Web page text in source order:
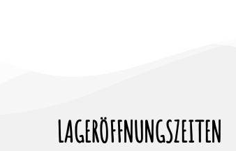
LAGERÖFFNUNGSZEITEN